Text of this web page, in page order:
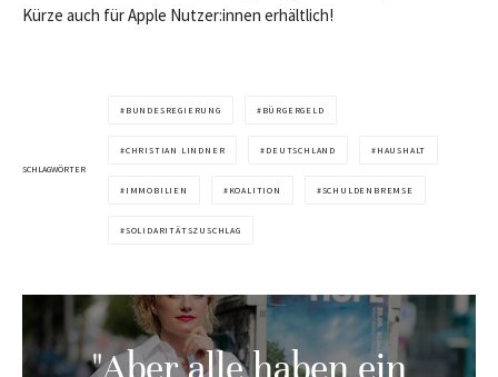
Kürze auch für Apple Nutzer:innen erhältlich!
SCHLAGWÖRTER
BUNDESREGIERUNG BÜRGERGELD
CHRISTIAN LINDNER DEUTSCHLAND HAUSHALT
IMMOBILIEN KOALITION SCHULDENBREMSE
SOLIDARITÄTSZUSCHLAG